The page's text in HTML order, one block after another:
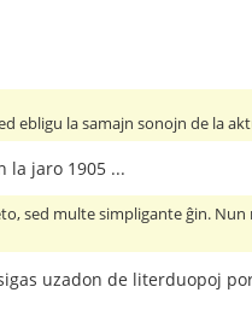
ebligu la samajn sonojn de la
la jaro 1905 ...
sed multe simpligante ĝin.
uzadon de literduopoj